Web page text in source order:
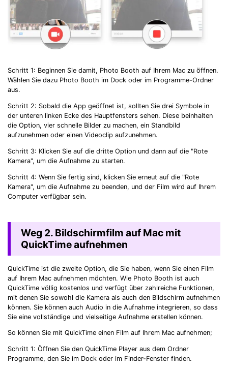
Schritt 1: Beginnen Sie damit, Photo Booth auf Ihrem Mac zu öffnen.
Wählen Sie dazu Photo Booth im Dock oder im Programme-Ordner
aus.
Schritt 2: Sobald die App geöffnet ist, sollten Sie drei Symbole in
der unteren linken Ecke des Hauptfensters sehen. Diese beinhalten
die Option, vier schnelle Bilder zu machen, ein Standbild
aufzunehmen oder einen Videoclip aufzunehmen.
Schritt 3: Klicken Sie auf die dritte Option und dann auf die "Rote
Kamera", um die Aufnahme zu starten.
Schritt 4: Wenn Sie fertig sind, klicken Sie erneut auf die "Rote
Kamera", um die Aufnahme zu beenden, und der Film wird auf Ihrem
Computer verfügbar sein.
Weg 2. Bildschirmfilm auf Mac mit
QuickTime aufnehmen
QuickTime ist die zweite Option, die Sie haben, wenn Sie einen Film
auf Ihrem Mac aufnehmen möchten. Wie Photo Booth ist auch
QuickTime völlig kostenlos und verfügt über zahlreiche Funktionen,
mit denen Sie sowohl die Kamera als auch den Bildschirm aufnehmen
können. Sie können auch Audio in die Aufnahme integrieren, so dass
Sie eine vollständige und vielseitige Aufnahme erstellen können.
So können Sie mit QuickTime einen Film auf Ihrem Mac aufnehmen;
Schritt 1: Öffnen Sie den QuickTime Player aus dem Ordner
Programme, den Sie im Dock oder im Finder-Fenster finden.